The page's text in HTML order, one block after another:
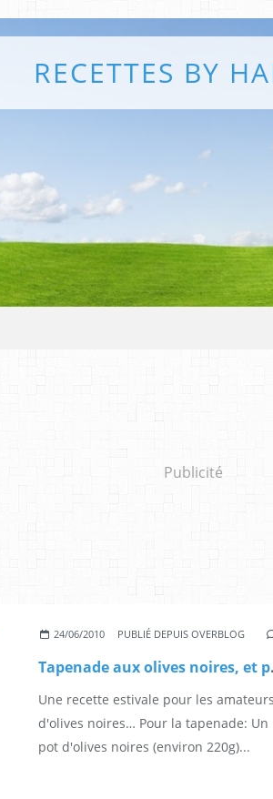
RECETTES BY
Publicité
24/06/2010 PUBLIÉ DEPUIS OVERBLOG
Une recette estivale pour les amateurs
d'olives noires… Pour la tapenade: Un
pot d'olives noires (environ 220g)...